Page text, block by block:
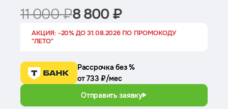
11 000 ₽8 800 ₽
АКЦИЯ: -20% ДО 31.08.2026 ПО ПРОМОКОДУ
"ЛЕТО"
Рассрочка без %
от 733 ₽/мес
Отправить заявку